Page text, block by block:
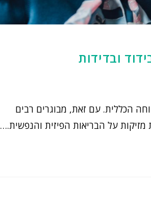
ובדידות
הכללית. עם זאת, מבוגרים רבים
על הבריאות הפיזית והנפשית.…